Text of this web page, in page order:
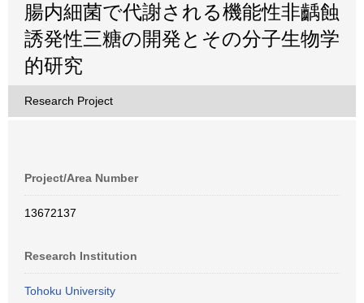
腸内細菌で代謝される機能性非齲蝕
誘発性三糖の開発とその分子生物学
的研究
Research Project
Project/Area Number
13672137
Research Institution
Tohoku University